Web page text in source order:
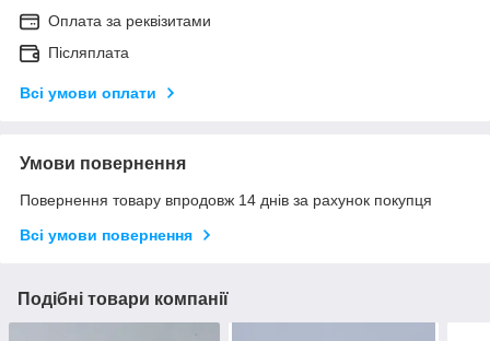
Оплата за реквізитами
Післяплата
Всі умови оплати
Умови повернення
Повернення товару впродовж 14 днів за рахунок покупця
Всі умови повернення
Подібні товари компанії